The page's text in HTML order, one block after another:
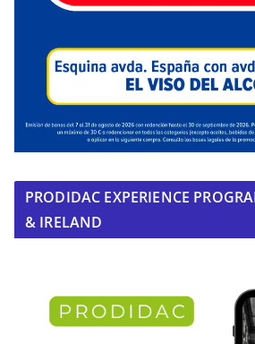
PRODIDAC EXPERIENCE
& IRELAND